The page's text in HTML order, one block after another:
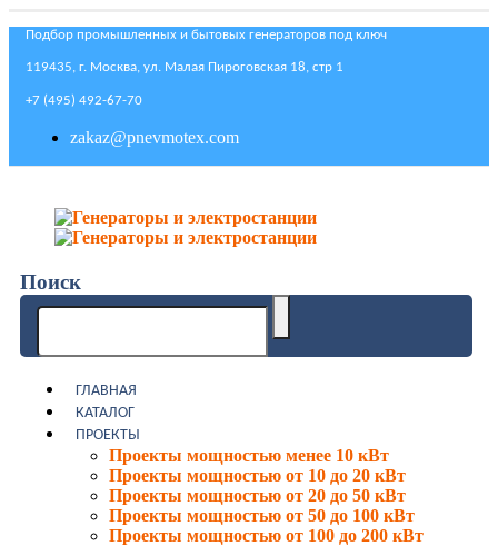
Подбор промышленных и бытовых генераторов под ключ
119435, г. Москва, ул. Малая Пироговская 18, стр 1
+7 (495) 492-67-70
zakaz@pnevmotex.com
Поиск
ГЛАВНАЯ
КАТАЛОГ
ПРОЕКТЫ
Проекты мощностью менее 10 кВт
Проекты мощностью от 10 до 20 кВт
Проекты мощностью от 20 до 50 кВт
Проекты мощностью от 50 до 100 кВт
Проекты мощностью от 100 до 200 кВт